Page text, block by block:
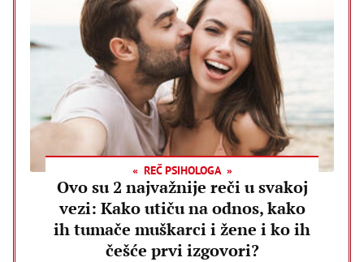
REČ PSIHOLOGA
Ovo su 2 najvažnije reči u svakoj
vezi: Kako utiču na odnos, kako
ih tumače muškarci i žene i ko ih
češće prvi izgovori?